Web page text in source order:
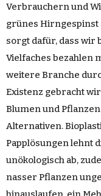
Verbrauchern und
grünes
sorgt dafür, dass wir
Vielfaches bezahlen
weitere Branche
Existenz gebracht
Blumen und
Alternativen.
Papplösungen lehnt
unökologisch ab,
nasser Pflanzen